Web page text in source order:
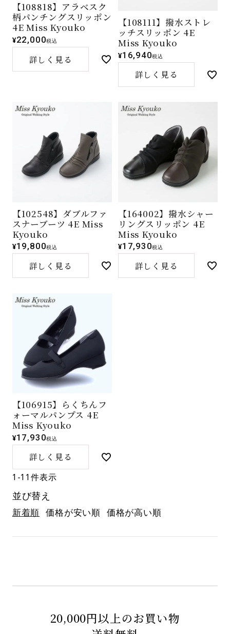
【108818】アラベスク
柄パンチングスリッポン
4E Miss Kyouko
¥22,000税込
詳しく見る
【108111】撥水ストレ
ッチスリッポン 4E
Miss Kyouko
¥16,940税込
詳しく見る
【102548】ダブルファ
スナーブーツ 4E Miss
Kyouko
¥19,800税込
詳しく見る
【164002】撥水シャー
リングスリッポン 4E
Miss Kyouko
¥17,930税込
詳しく見る
【106915】らくちんフ
ォーマルパンプス 4E
Miss Kyouko
¥17,930税込
詳しく見る
並び替え
新着順 価格が安い順 価格が高い順
1 -11件表示
20,000円以上のお買い物